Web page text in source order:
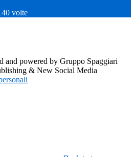
volte
and powered by Gruppo Spaggiari
& New Social Media